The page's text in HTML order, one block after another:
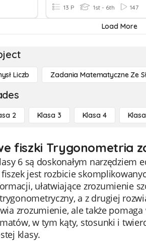
13 P 1st - 6th 147
Load More
Liczb Zadania Matematyczne Ze
2 Klasa 3 Klasa 4
fiszki Trygonometria
6 są doskonałym narzędziem
jest rozbicie
ułatwiające zrozumienie
a z drugiej
zrozumienie, ale także
w tym kąty, stosunki i
klasy.